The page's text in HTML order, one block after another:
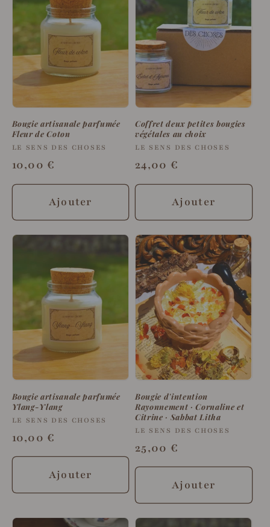
Bougie artisanale parfumée
Fleur de Coton
Fournisseur :
LE SENS DES CHOSES
Prix
habituel
10,00 €
Ajouter
Coffret deux petites bougies
végétales au choix
Fournisseur :
LE SENS DES CHOSES
Prix
habituel
24,00 €
Ajouter
Bougie artisanale parfumée
Ylang-Ylang
Fournisseur :
LE SENS DES CHOSES
Prix
habituel
10,00 €
Ajouter
Bougie d'intention
Rayonnement · Cornaline et
Citrine · Sabbat Litha
Fournisseur :
LE SENS DES CHOSES
Prix
habituel
25,00 €
Ajouter